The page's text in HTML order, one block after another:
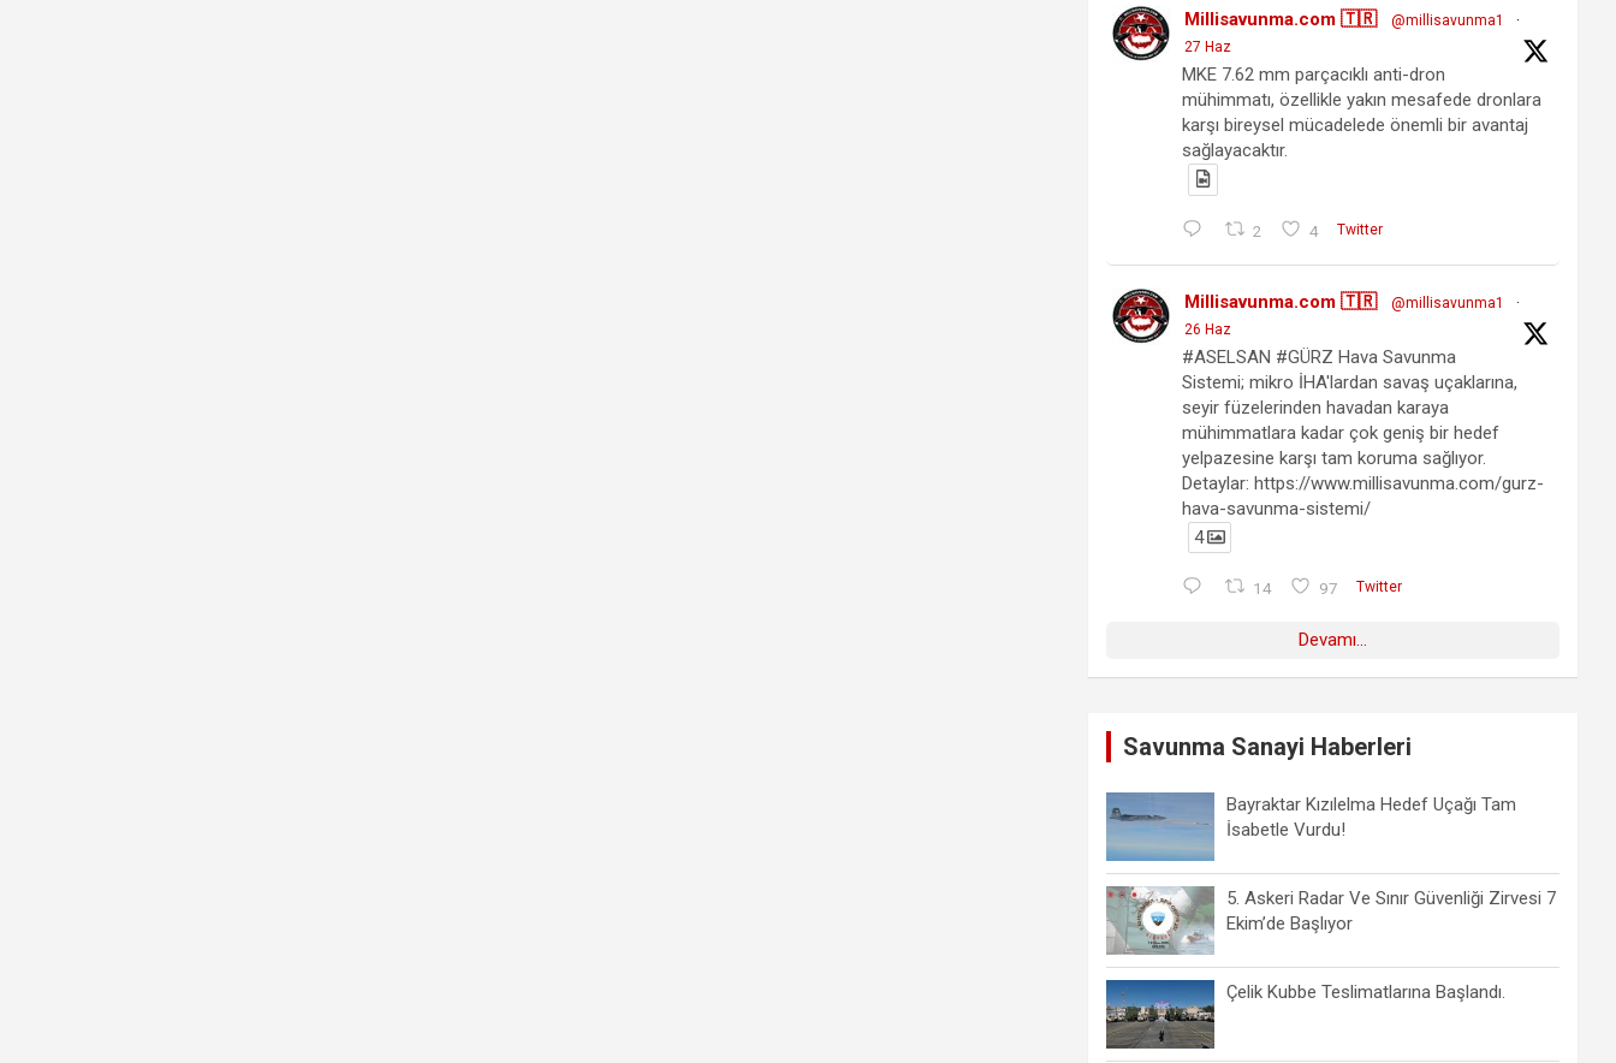
Millisavunma.com 🇹🇷 @millisavunma1
·
27 Haz
MKE 7.62 mm parçacıklı anti-dron
mühimmatı, özellikle yakın mesafede dronlara
karşı bireysel mücadelede önemli bir avantaj
sağlayacaktır.
2 4 Twitter
Millisavunma.com 🇹🇷 @millisavunma1
·
26 Haz
#ASELSAN #GÜRZ Hava Savunma
Sistemi; mikro İHA'lardan savaş uçaklarına,
seyir füzelerinden havadan karaya
mühimmatlara kadar çok geniş bir hedef
yelpazesine karşı tam koruma sağlıyor.
Detaylar: https://www.millisavunma.com/gurz-
hava-savunma-sistemi/
4
14 97 Twitter
Devamı...
Savunma Sanayi Haberleri
Bayraktar Kızılelma Hedef Uçağı Tam
İsabetle Vurdu!
5. Askeri Radar Ve Sınır Güvenliği Zirvesi 7
Ekim’de Başlıyor
Çelik Kubbe Teslimatlarına Başlandı.